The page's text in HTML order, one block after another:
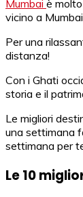
Mumbai è
vicino a
Per una
distanza!
Con i Ghati
storia e il
Le migliori
una settimana
settimana per
Le 10